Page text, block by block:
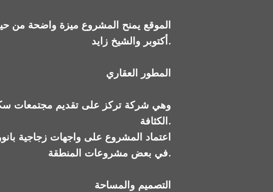
الموقع يمنح المشروع ميزة واضحة من
أكتوبر والشيخ زايد.
المطور العقاري
الكثافة.
اعتماد المشروع على واجهات زجاجية
في بعض مشروعات المنطقة.
التصميم والمساحة